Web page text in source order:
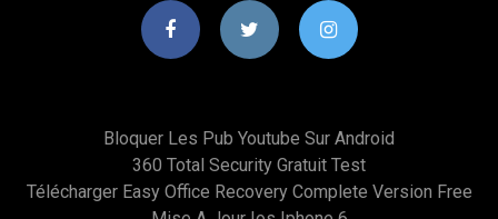
Bloquer Les Pub Youtube Sur Android
360 Total Security Gratuit Test
Télécharger Easy Office Recovery Complete Version Free